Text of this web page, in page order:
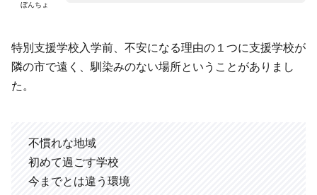
ぼんちょ
特別支援学校入学前、不安になる理由の１つに支援学校が
隣の市で遠く、馴染みのない場所ということがありまし
た。
不慣れな地域
初めて過ごす学校
今までとは違う環境